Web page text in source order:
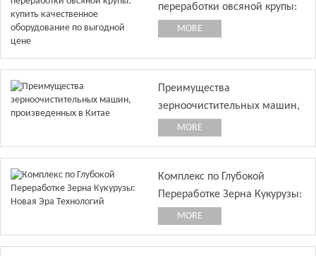
переработки овсяной крупы:
купить качественное
цене
MORE
Преимущества
зерноочистительных машин,
произведенных в Китае
MORE
Комплекс по Глубокой
Переработке Зерна Кукурузы:
Новая Эра Технологий
MORE